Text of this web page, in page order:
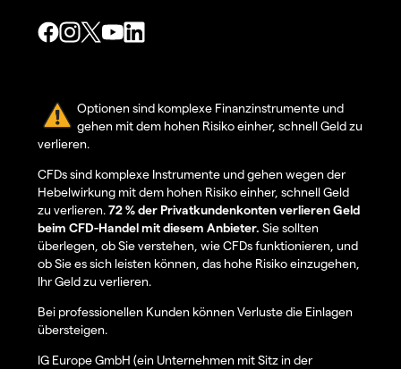
Optionen sind komplexe Finanzinstrumente und
gehen mit dem hohen Risiko einher, schnell Geld zu
verlieren.
CFDs sind komplexe Instrumente und gehen wegen der
Hebelwirkung mit dem hohen Risiko einher, schnell Geld
zu verlieren.72 % der Privatkundenkonten verlieren Geld
beim CFD-Handel mit diesem Anbieter. Sie sollten
überlegen, ob Sie verstehen, wie CFDs funktionieren, und
ob Sie es sich leisten können, das hohe Risiko einzugehen,
Ihr Geld zu verlieren.
Bei professionellen Kunden können Verluste die Einlagen
übersteigen.
IG Europe GmbH (ein Unternehmen mit Sitz in der